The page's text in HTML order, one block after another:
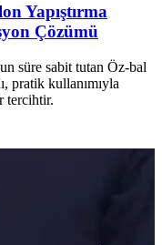
Yapıştırma
Çözümü
süre sabit tutan Öz-bal
pratik kullanımıyla
tercihtir.